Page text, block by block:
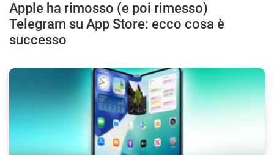
Apple ha rimosso (e poi rimesso)
Telegram su App Store: ecco cosa è
successo